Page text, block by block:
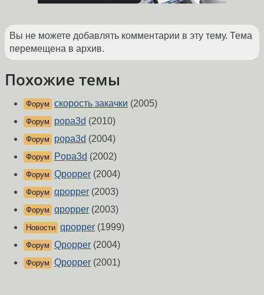
Вы не можете добавлять комментарии в эту тему. Тема
перемещена в архив.
Похожие темы
Форум скорость закачки (2005)
Форум popa3d (2010)
Форум popa3d (2004)
Форум Popa3d (2002)
Форум Qpopper (2004)
Форум qpopper (2003)
Форум qpopper (2003)
Новости qpopper (1999)
Форум Qpopper (2004)
Форум Qpopper (2001)